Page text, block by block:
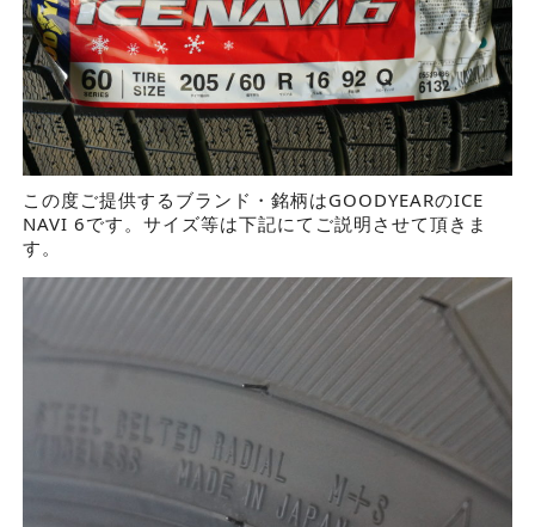
この度ご提供するブランド・銘柄はGOODYEARのICE
NAVI 6です。サイズ等は下記にてご説明させて頂きま
す。